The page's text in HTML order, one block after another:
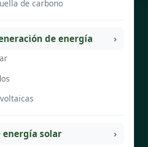
de carbono
de energía
energía solar